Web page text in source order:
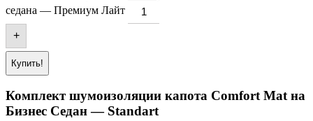
седана — Премиум Лайт
+
Купить!
Комплект шумоизоляции капота Comfort Mat на
Бизнес Седан — Standart